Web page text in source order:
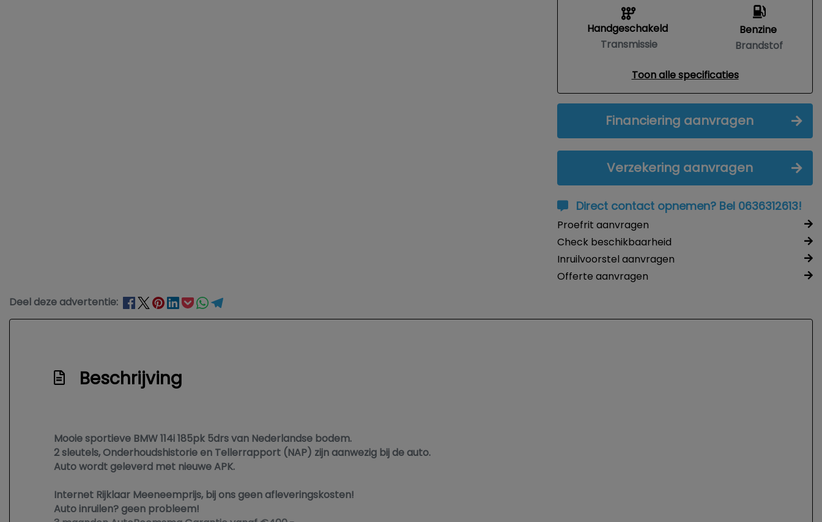
Handgeschakeld
Transmissie
Benzine
Brandstof
Toon alle specificaties
Financiering aanvragen
Verzekering aanvragen
Direct contact opnemen? Bel 0636312613!
Proefrit aanvragen
Check beschikbaarheid
Inruilvoorstel aanvragen
Offerte aanvragen
Deel deze advertentie:
Beschrijving
Mooie sportieve BMW 114i 185pk 5drs van Nederlandse bodem.
2 sleutels, Onderhoudshistorie en Tellerrapport (NAP) zijn aanwezig bij de auto.
Auto wordt geleverd met nieuwe APK.
Internet Rijklaar Meeneemprijs, bij ons geen afleveringskosten!
Auto inruilen? geen probleem!